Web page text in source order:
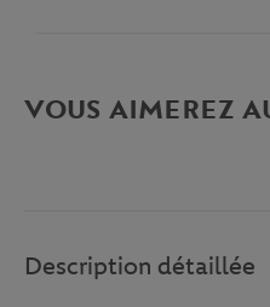
VOUS AIMEREZ
Description détaillée